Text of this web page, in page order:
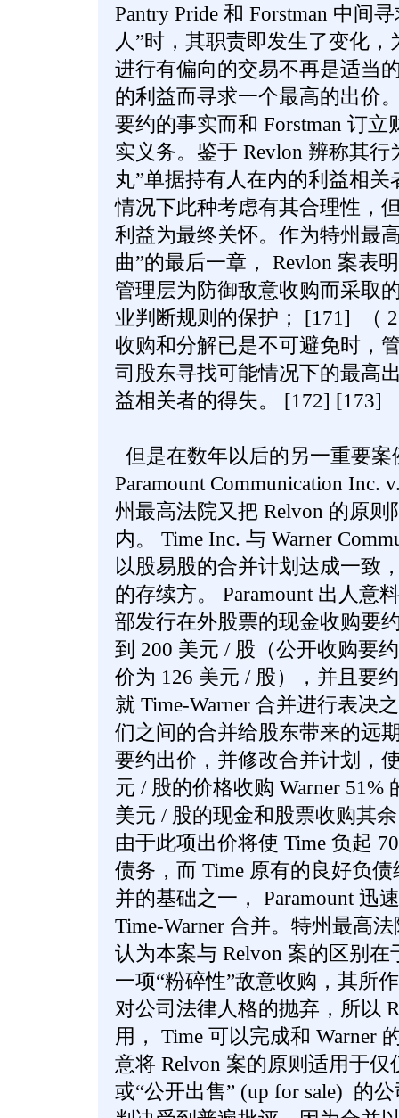
Pantry Pride 和 Forstman 中间
人”时，其职责即发生了变化
进行有偏向的交易不再是适当
的利益而寻求一个最高的出价
要约的事实而和 Forstman 订
实义务。鉴于 Revlon 辨称其
丸”单据持有人在内的利益相
情况下此种考虑有其合理性，
利益为最终关怀。作为特州最
曲”的最后一章， Revlon 案表
管理层为防御敌意收购而采取
业判断规则的保护； [171] （
收购和分解已是不可避免时，
司股东寻找可能情况下的最高
益相关者的得失。 [172] [173]
但是在数年以后的另一重要案
Paramount Communication Inc.
州最高法院又把 Relvon 的原
内。 Time Inc. 与 Warner
以股易股的合并计划达成一致
的存续方。 Paramount 出人意
部发行在外股票的现金收购要
到 200 美元 / 股（公开收购要
价为 126 美元 / 股），并且要
就 Time-Warner 合并进行表决
们之间的合并给股东带来的远
要约出价，并修改合并计划，
元 / 股的价格收购 Warner 51%
美元 / 股的现金和股票收购其
由于此项出价将使 Time 负起
债务，而 Time 原有的良好负债
并的基础之一， Paramount 迅
Time-Warner 合并。特州最高
认为本案与 Relvon 案的区别在
一项“粉碎性”敌意收购，其所
对公司法律人格的抛弃，所以
用， Time 可以完成和 Warner
意将 Relvon 案的原则适用于
或“公开出售” (up for sale) 的